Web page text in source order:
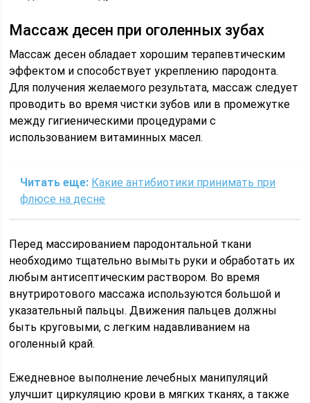
Массаж десен при оголенных зубах
Массаж десен обладает хорошим терапевтическим
эффектом и способствует укреплению пародонта.
Для получения желаемого результата, массаж следует
проводить во время чистки зубов или в промежутке
между гигиеническими процедурами с
использованием витаминных масел.
Читать еще: Какие антибиотики принимать при
флюсе на десне
Перед массированием пародонтальной ткани
необходимо тщательно вымыть руки и обработать их
любым антисептическим раствором. Во время
внутриротового массажа используются большой и
указательный пальцы. Движения пальцев должны
быть круговыми, с легким надавливанием на
оголенный край.
Ежедневное выполнение лечебных манипуляций
улучшит циркуляцию крови в мягких тканях, а также